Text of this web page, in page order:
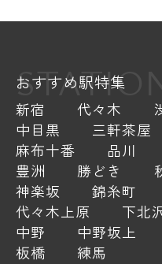
STATION
おすすめ駅特集
新宿 代々木
中目黒
三軒茶屋
麻布十番
品川
豊洲
勝どき
神楽坂
錦糸町
代々木上原
下北
中野
中野坂上
板橋
練馬